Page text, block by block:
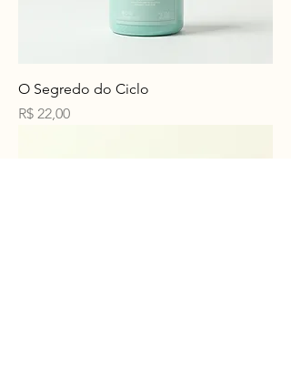
O Segredo do Ciclo
Preço
R$ 22,00